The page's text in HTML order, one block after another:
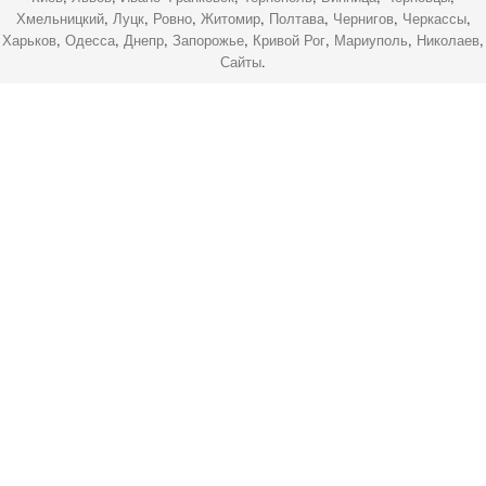
Хмельницкий, Луцк, Ровно, Житомир, Полтава, Чернигов, Черкассы,
Харьков, Одесса, Днепр, Запорожье, Кривой Рог, Мариуполь, Николаев,
Сайты.